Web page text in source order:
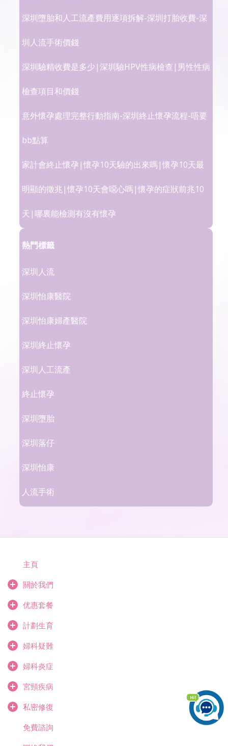
深圳墮胎和人工流產費用逐項拆解-深圳打胎收費-深
圳人流手術價錢
深圳驗精收費是多少|深圳驗HPV性病檢查|男性性病
檢查項目和價錢
意外懷孕處理完整行動指南-深圳終止懷孕流程-唔要
bb點算
家計會終止懷孕|懷孕10天驗的出來嗎|懷孕10天最
明顯的徵兆|懷孕10天會噁心嗎|懷孕的症狀前兆10
天|哪裏能檢測有沒有懷孕
熱門標籤
深圳人流
深圳怡康醫院
深圳怡康婦產醫院
深圳終止懷孕
深圳人工流產
終止懷孕
深圳墮胎
深圳落仔
深圳怡康
人流手術
主頁
關於我們
优惠套餐
計劃生育
婦科疑難
婦科炎症
宮頸疾病
私密修復
免費諮詢